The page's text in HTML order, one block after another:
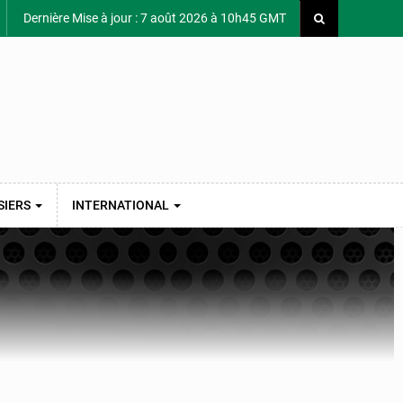
Dernière Mise à jour : 7 août 2026 à 10h45 GMT
INTERNATIONAL